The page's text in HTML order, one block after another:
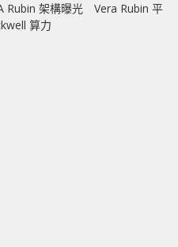
Rubin 架構曝光 Vera Rubin 平
算力